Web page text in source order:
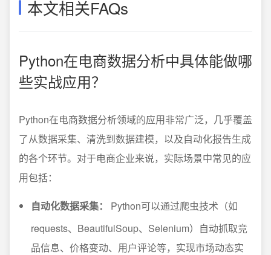
本文相关FAQs
Python在电商数据分析中具体能做哪
些实战应用？
Python在电商数据分析领域的应用非常广泛，几乎覆盖
了从数据采集、清洗到数据建模，以及自动化报告生成
的各个环节。对于电商企业来说，实际场景中常见的应
用包括：
自动化数据采集：
Python可以通过爬虫技术（如
requests、BeautifulSoup、Selenium）自动抓取竞
品信息、价格变动、用户评论等，实现市场动态实